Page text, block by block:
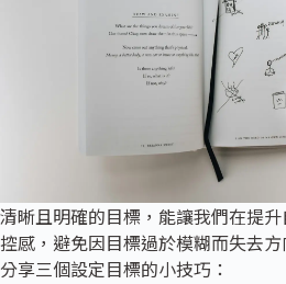
清晰且明確的目標，能讓我們在提
控感，避免因目標過於模糊而失去方
分享三個設定目標的小技巧：